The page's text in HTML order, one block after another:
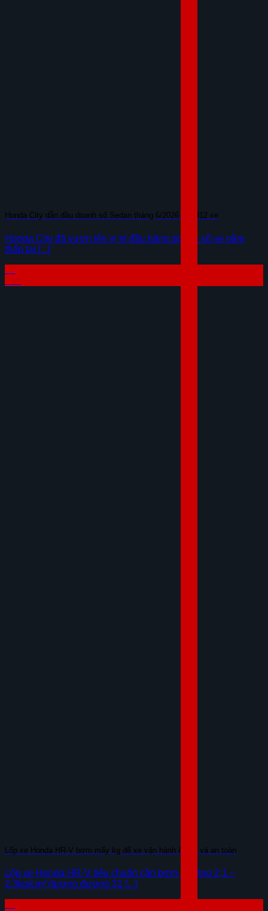
Honda City dẫn đầu doanh số Sedan tháng 6/2026 với 912 xe
Honda City đã vươn lên vị trí đầu bảng doanh số xe gầm
thấp tại [...]
Lốp xe Honda HR-V bơm mấy kg để xe vận hành êm ái và an toàn
Lốp xe Honda HR-V tiêu chuẩn cần bơm khoảng 2,1 –
2,3kg/cm² (tương đương 31 [...]